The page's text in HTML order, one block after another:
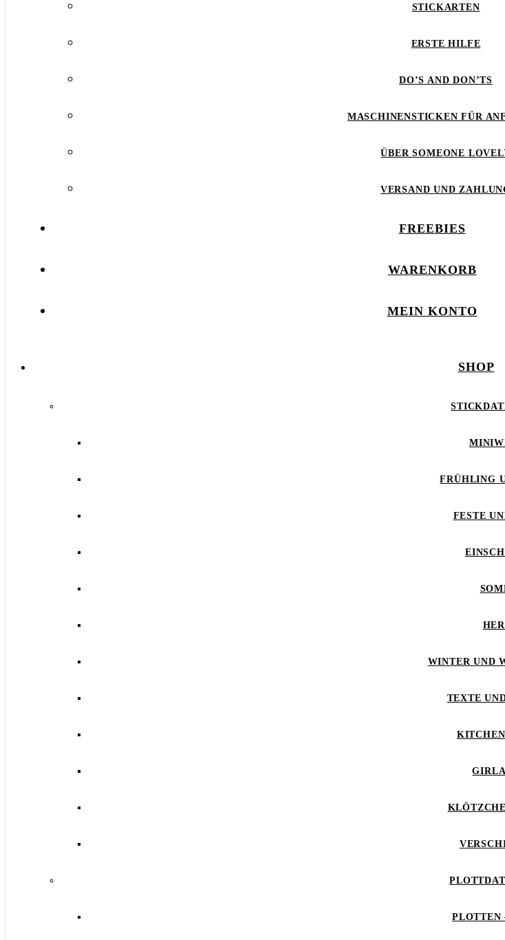
STICKARTEN
ERSTE HILFE
DO’S AND DON’TS
MASCHINENSTICKEN FÜR
ÜBER SOMEONE
VERSAND UND
FREEBIES
WARENKORB
MEIN KONTO
SHOP
FRÜHLING
FESTE
WINTER UND
TEXTE
PLOTTEN